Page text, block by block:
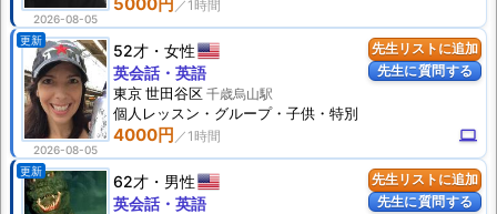
2026-08-05
先生リストに追加
先生に質問する
更新
2026-08-05
52才 女性
4000円 computer
英会話・英語
東京 世田谷区 千歳烏山駅
個人 レッスン ・グループ・子供・特別
先生リストに追加
先生に質問する
更新
62才 男性
英会話・英語